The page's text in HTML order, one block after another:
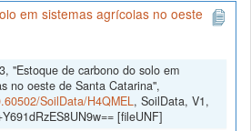
em sistemas agrícolas no oeste
"Estoque de carbono do solo em
no oeste de Santa Catarina",
SoilData/H4QMEL, SoilData, V1,
[fileUNF]